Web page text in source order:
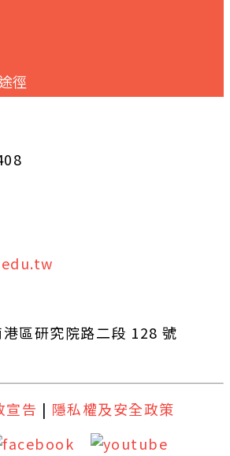
徑
區研究院路二段 128 號
宣告 | 隱私權及安全政策